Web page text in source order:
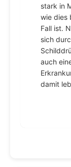
stark in
wie dies
Fall ist.
sich
auch
damit